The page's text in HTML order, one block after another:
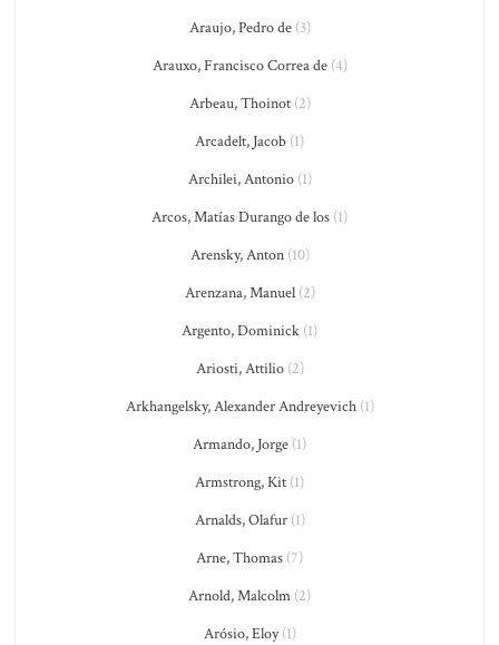
Araujo, Pedro de(3)
Arauxo, Francisco Correa de(4)
Arbeau, Thoinot(2)
Arcadelt, Jacob (1)
Archilei, Antonio(1)
Arcos, Matías Durango de los (1)
Arensky, Anton(10)
Arenzana, Manuel(2)
Argento, Dominick (1)
Ariosti, Attilio(2)
Arkhangelsky, Alexander Andreyevich(1)
Armando, Jorge (1)
Armstrong, Kit (1)
Arnalds, Olafur(1)
Arne, Thomas (7)
Arnold, Malcolm (2)
Arósio, Eloy(1)